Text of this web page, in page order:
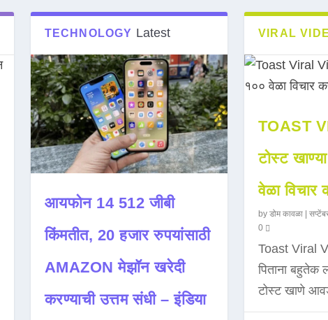
TECHNOLOGY Latest
आयफोन 14 512 जीबी
किंमतीत, 20 हजार रुपयांसाठी
AMAZON मेझॉन खरेदी
करण्याची उत्तम संधी – इंडिया
VIRAL
TOAST
टोस्ट
वेळा विचार
by डोम कावळा|
0
Toast Viral
पिताना बहुतेक
टोस्ट खाणे